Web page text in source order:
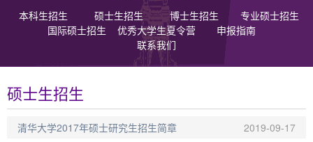
本科生招生 硕士生招生 博士生招生
专业硕士招生
国际硕士招生
优秀大学生夏令营
申报指南
联系我们
硕士生招生
2019-09-17
清华大学2017年硕士研究生招生简章